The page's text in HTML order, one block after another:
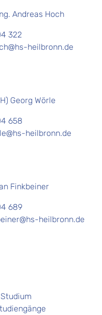
Andreas Hoch
322
heilbronn.de
Georg Wörle
658
heilbronn.de
Finkbeiner
689
heilbronn.de
Studium